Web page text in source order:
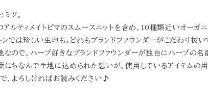
ツ。
ルティメイトピマのスムースニットを含め、10種類近いオーガ
ンでは珍しい生地も。どれもブランドファウンダーがこだわり抜
ので、ハーブ好きなブランドファウンダーが独自にハーブの名
ちなんで生地に込められた想いが、使用しているアイテムの
、よろしければお読みください♪